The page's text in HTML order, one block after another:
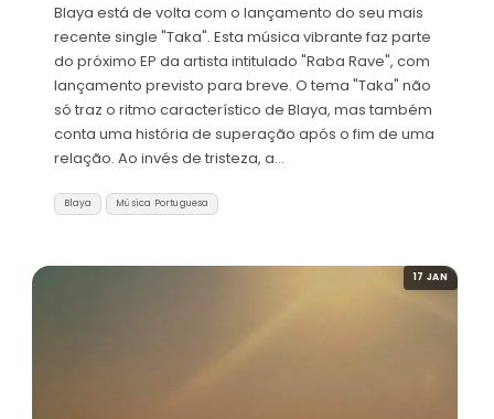
Blaya está de volta com o lançamento do seu mais
recente single "Taka". Esta música vibrante faz parte
do próximo EP da artista intitulado "Raba Rave", com
lançamento previsto para breve. O tema "Taka" não
só traz o ritmo característico de Blaya, mas também
conta uma história de superação após o fim de uma
relação. Ao invés de tristeza, a…
Blaya Música Portuguesa
17 JAN